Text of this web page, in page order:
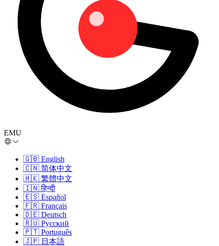
EMU
🇬🇧 English
🇨🇳 简体中文
🇭🇰 繁體中文
🇮🇳 हिन्दी
🇪🇸 Español
🇫🇷 Français
🇩🇪 Deutsch
🇷🇺 Русский
🇵🇹 Português
🇯🇵 日本語